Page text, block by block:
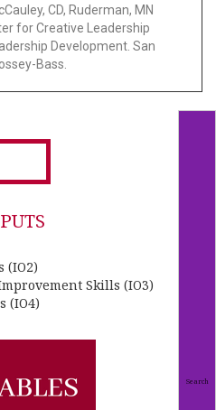
CD, Ruderman, MN
for Creative Leadership
Development. San
Bass.
(IO2)
Skills (IO3)
(IO4)